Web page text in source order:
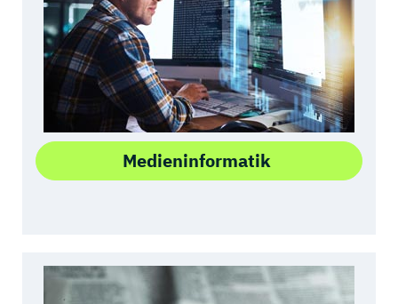
Medieninformatik